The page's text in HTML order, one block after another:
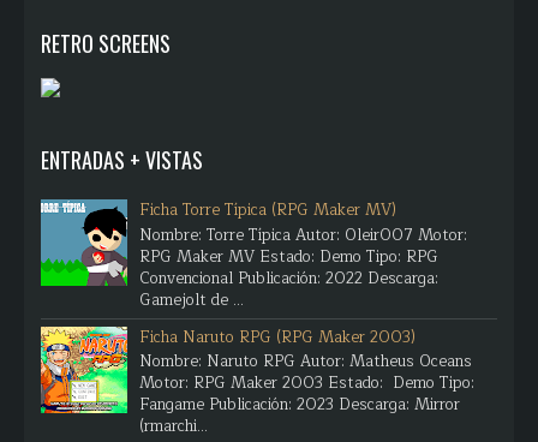
RETRO SCREENS
ENTRADAS + VISTAS
Ficha Torre Típica (RPG Maker MV)
Nombre: Torre Típica Autor: Oleir007 Motor:
RPG Maker MV Estado: Demo Tipo: RPG
Convencional Publicación: 2022 Descarga:
Gamejolt de ...
Ficha Naruto RPG (RPG Maker 2003)
Nombre: Naruto RPG Autor: Matheus Oceans
Motor: RPG Maker 2003 Estado: Demo Tipo:
Fangame Publicación: 2023 Descarga: Mirror
(rmarchi...